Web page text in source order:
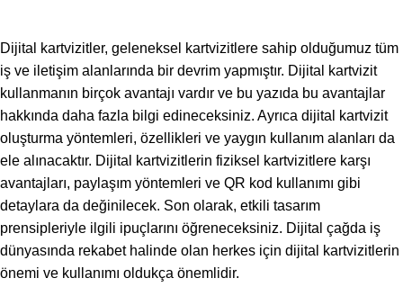
Dijital kartvizitler, geleneksel kartvizitlere sahip olduğumuz tüm
iş ve iletişim alanlarında bir devrim yapmıştır. Dijital kartvizit
kullanmanın birçok avantajı vardır ve bu yazıda bu avantajlar
hakkında daha fazla bilgi edineceksiniz. Ayrıca dijital kartvizit
oluşturma yöntemleri, özellikleri ve yaygın kullanım alanları da
ele alınacaktır. Dijital kartvizitlerin fiziksel kartvizitlere karşı
avantajları, paylaşım yöntemleri ve QR kod kullanımı gibi
detaylara da değinilecek. Son olarak, etkili tasarım
prensipleriyle ilgili ipuçlarını öğreneceksiniz. Dijital çağda iş
dünyasında rekabet halinde olan herkes için dijital kartvizitlerin
önemi ve kullanımı oldukça önemlidir.